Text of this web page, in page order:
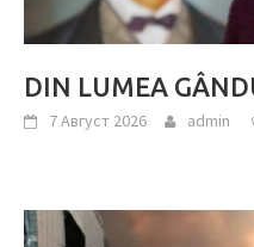
DIN LUMEA
7 Август 2026 admin